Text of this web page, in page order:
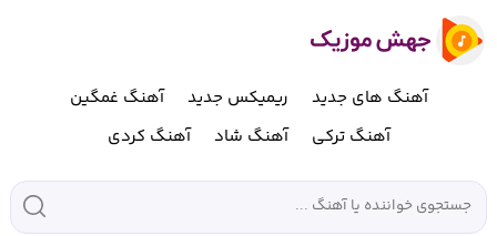
آهنگ های جدید ریمیکس جدید
آهنگ غمگین
آهنگ ترکی
آهنگ شاد آهنگ کردی